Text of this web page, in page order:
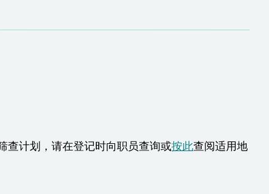
查计划，请在登记时向职员查询或按此查阅适用地